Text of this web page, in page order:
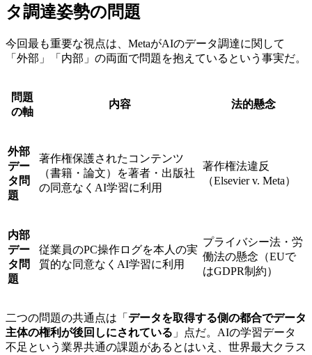
タ調達姿勢の問題
今回最も重要な視点は、MetaがAIのデータ調達に関して
「外部」「内部」の両面で問題を抱えているという事実だ。
問題
の軸
内容 法的懸念
外部
デー
タ問
題
著作権保護されたコンテンツ
（書籍・論文）を著者・出版社
の同意なくAI学習に利用
著作権法違反
（Elsevier v. Meta）
内部
デー
タ問
題
従業員のPC操作ログを本人の実
質的な同意なくAI学習に利用
プライバシー法・労
働法の懸念（EUで
はGDPR制約）
二つの問題の共通点は「 データを取得する側の都合でデータ
主体の権利が後回しにされている 」点だ。AIの学習データ
不足という業界共通の課題があるとはいえ、世界最大クラス